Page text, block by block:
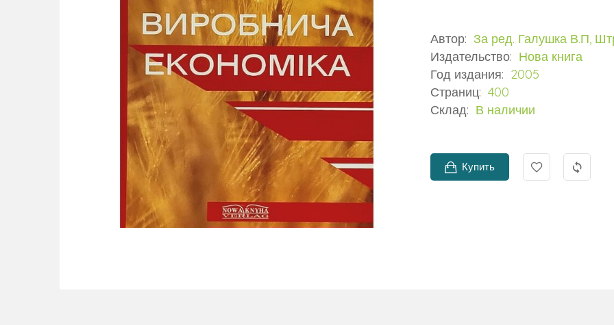
Автор: За ред. Галушка В.П,
Издательство: Нова книга
Год издания: 2005
Страниц: 400
Склад: В наличии
Купить